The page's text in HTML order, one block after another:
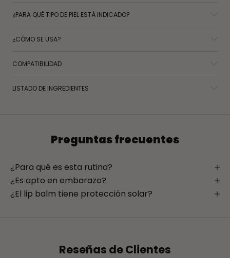
¿PARA QUÉ TIPO DE PIEL ESTÁ INDICADO?
¿CÓMO SE USA?
COMPATIBILIDAD
LISTADO DE INGREDIENTES
Preguntas frecuentes
¿Para qué es esta rutina?
¿Es apto en embarazo?
¿El lip balm tiene protección solar?
Reseñas de Clientes